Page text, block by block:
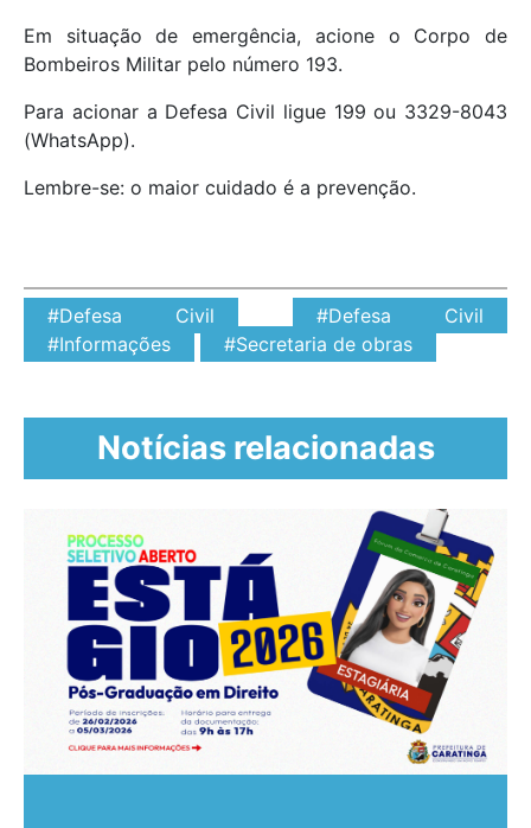
Em situação de emergência, acione o Corpo de
Bombeiros Militar pelo número 193.
Para acionar a Defesa Civil ligue 199 ou 3329-8043
(WhatsApp).
Lembre-se: o maior cuidado é a prevenção.
#Defesa Civil
#Defesa Civil
#Informações
#Secretaria de obras
Notícias relacionadas